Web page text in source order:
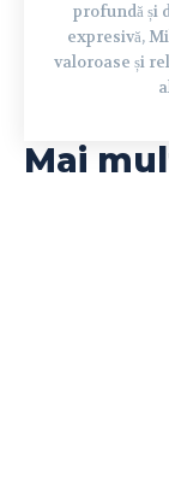
profundă și
expresivă,
valoroase și
Mai